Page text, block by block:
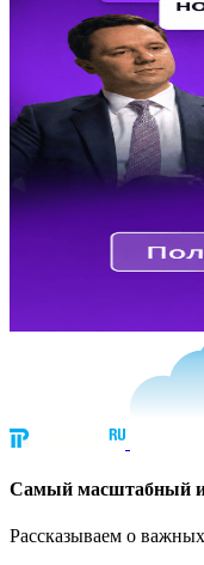
Cамый масштабный
Рассказываем о